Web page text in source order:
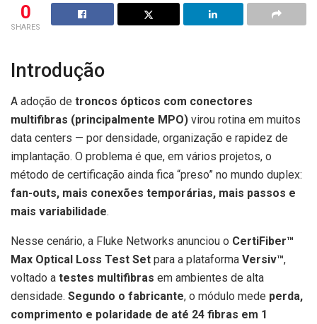
0
SHARES
Introdução
A adoção de troncos ópticos com conectores
multifibras (principalmente MPO) virou rotina em muitos
data centers — por densidade, organização e rapidez de
implantação. O problema é que, em vários projetos, o
método de certificação ainda fica “preso” no mundo duplex:
fan-outs, mais conexões temporárias, mais passos e
mais variabilidade.
Nesse cenário, a Fluke Networks anunciou o CertiFiber™
Max Optical Loss Test Set para a plataforma Versiv™,
voltado a testes multifibras em ambientes de alta
densidade. Segundo o fabricante, o módulo mede perda,
comprimento e polaridade de até 24 fibras em 1